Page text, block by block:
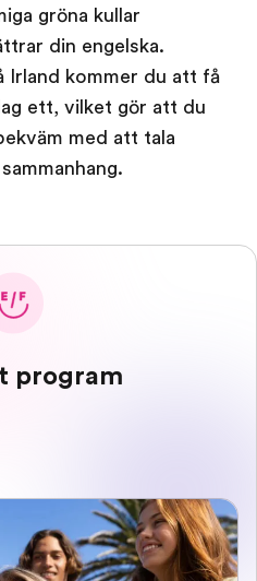
gröna kullar
din engelska.
Irland kommer du att få
ett, vilket gör att du
med att tala
program